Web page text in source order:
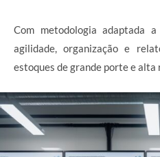
Com metodologia adaptada
agilidade, organização e
estoques de grande porte e